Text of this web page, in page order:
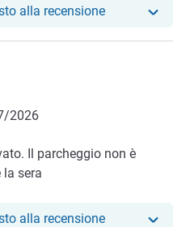
alla recensioneIl nostro hotel
5
2026
Il parcheggio non è
sera
alla recensioneIl nostro hotel